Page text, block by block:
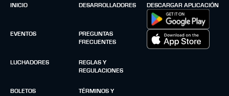
INICIO
EVENTOS
LUCHADORES
BOLETOS
DESARROLLADORES
PREGUNTAS
FRECUENTES
REGLAS Y
REGULACIONES
TÉRMINOS Y
DESCARGAR APLICACIÓN